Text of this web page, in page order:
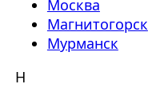
Москва
Магнитогорск
Мурманск
Н